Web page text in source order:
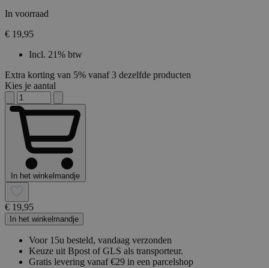
In voorraad
€ 19,95
Incl. 21% btw
Extra korting van 5% vanaf 3 dezelfde producten
Kies je aantal
In het winkelmandje
€ 19,95
In het winkelmandje
Voor 15u besteld, vandaag verzonden
Keuze uit Bpost of GLS als transporteur.
Gratis levering vanaf €29 in een parcelshop